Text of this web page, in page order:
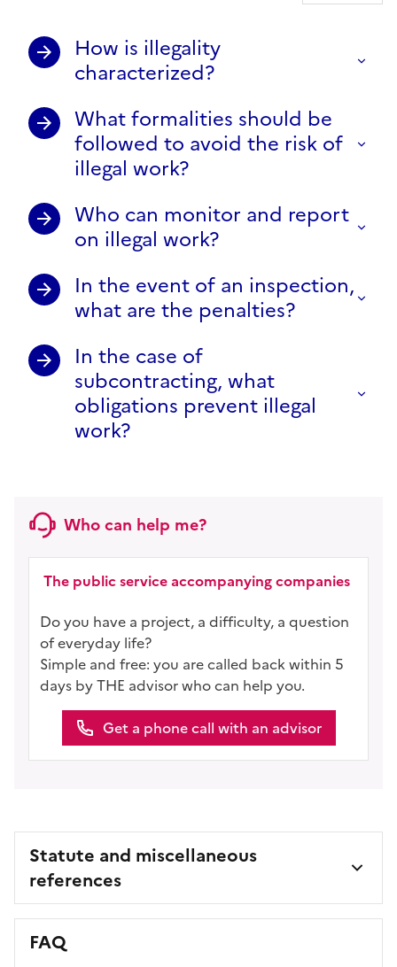
How is illegality
characterized?
What formalities should be
followed to avoid the risk of
illegal work?
Who can monitor and report
on illegal work?
In the event of an inspection,
what are the penalties?
In the case of
subcontracting, what
obligations prevent illegal
work?
Who can help me?
The public service accompanying companies
Do you have a project, a difficulty, a question
of everyday life?
Simple and free: you are called back within 5
days by THE advisor who can help you.
Get a phone call with an advisor
Statute and miscellaneous
references
FAQ